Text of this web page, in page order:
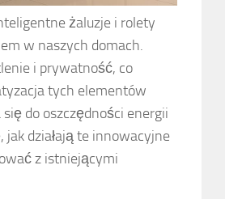
żaluzje i rolety
w naszych domach.
i prywatność, co
tych elementów
do oszczędności energii
działają te innowacyjne
z istniejącymi